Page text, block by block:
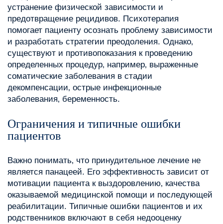
устранение физической зависимости и
предотвращение рецидивов. Психотерапия
помогает пациенту осознать проблему зависимости
и разработать стратегии преодоления. Однако‚
существуют и противопоказания к проведению
определенных процедур‚ например‚ выраженные
соматические заболевания в стадии
декомпенсации‚ острые инфекционные
заболевания‚ беременность.
Ограничения и типичные ошибки
пациентов
Важно понимать‚ что принудительное лечение не
является панацеей. Его эффективность зависит от
мотивации пациента к выздоровлению‚ качества
оказываемой медицинской помощи и последующей
реабилитации. Типичные ошибки пациентов и их
родственников включают в себя недооценку